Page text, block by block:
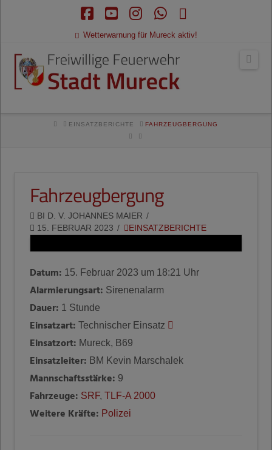
RSS
Wetterwarnung für Mureck aktiv!
HOMEEINSATZBERICHTE FAHRZEUGBERGUNG
Fahrzeugbergung
BI D. V. JOHANNES MAIER
15. FEBRUAR 2023
EINSATZBERICHTE
Datum: 15. Februar 2023 um 18:21 Uhr
Alarmierungsart: Sirenenalarm
Dauer: 1 Stunde
Einsatzart: Technischer Einsatz
Einsatzort: Mureck, B69
Einsatzleiter: BM Kevin Marschalek
Mannschaftsstärke: 9
Fahrzeuge: SRF,TLF-A 2000
Weitere Kräfte: Polizei